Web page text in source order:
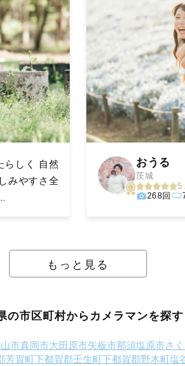
らしく 自然
みやすさ全
おうる
茨城
268回
もっと見る
の市区町村からカメラマンを探す
市真岡市大田原市矢板市那須塩原市さ
芳賀町下都賀郡壬生町下都賀郡野木町塩